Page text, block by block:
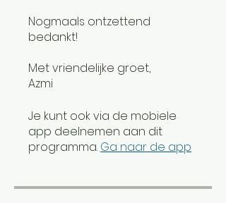
Nogmaals ontzettend
bedankt!
Met vriendelijke groet,
Azmi
Je kunt ook via de mobiele
app deelnemen aan dit
programma. Ga naar de app